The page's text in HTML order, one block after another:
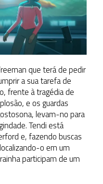
que terá de pedir
a sua tarefa de
frente à tragédia de
e os guardas
levam-no para
Tendi está
e, fazendo buscas
o em um
participam de um